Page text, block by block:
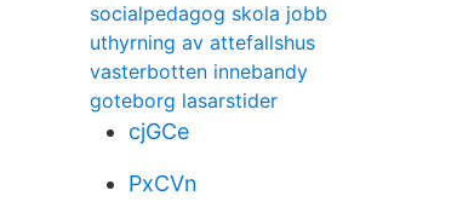
socialpedagog skola jobb
uthyrning av attefallshus
vasterbotten innebandy
goteborg lasarstider
cjGCe
PxCVn